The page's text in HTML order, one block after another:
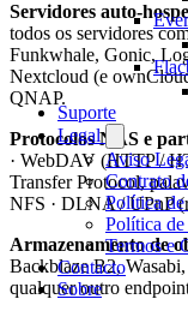
Suporte
Legal
Aviso
Contrato
Política
Política
Termos e
Contacto
Sobre
Servidores auto-
todos os servidores
Funkwhale, Gonic,
Nextcloud (e
QNAP.
Protocolos NAS e
· WebDAV (HTTP /
Transfer Protocol,
NFS · DLNA / UPnP
Armazenamento de
Backblaze B2,
qualquer outro